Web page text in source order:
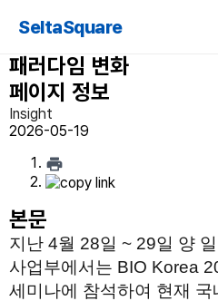
SeltaSquare
빅데이터•오픈 이노베
패러다임 변화
페이지 정보
Insight
2026-05-19
본문
지난 4월 28일 ~ 29일 양
사업부에서는 BIO Korea
세미나에 참석하여 현재 국